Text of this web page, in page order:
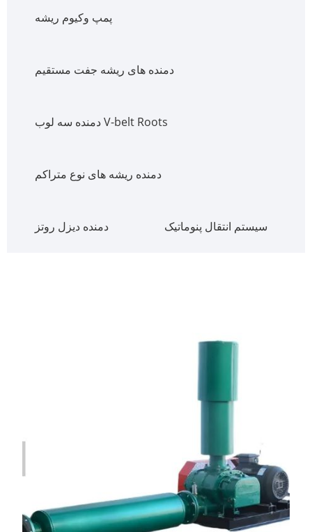
پمپ وکیوم ریشه
دمنده های ریشه جفت مستقیم
دمنده سه لوب V-belt Roots
دمنده ریشه های نوع متراکم
دمنده دیزل روتز سیستم انتقال پنوماتیک